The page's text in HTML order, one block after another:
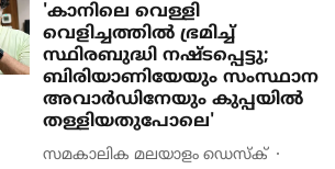
'കാനിലെ വെള്ളി
വെളിച്ചത്തിൽ ഭ്രമിച്ച്
സ്ഥിരബുദ്ധി നഷ്ടപ്പെട്ടു;
ബിരിയാണിയേയും സംസ്ഥാന
അവാർഡിനേയും കുപ്പയിൽ
തള്ളിയതുപോലെ'
സമകാലിക മലയാളം ഡെസ്ക്